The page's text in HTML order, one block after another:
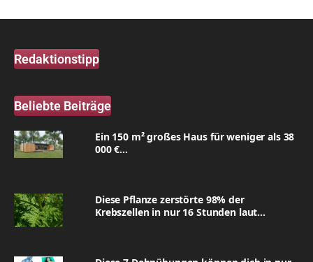
Redaktionstipp
Beliebte Beiträge
Ein 150 m² großes Haus für weniger als 38
000 €...
Diese Pflanze zerstörte 98% der
Krebszellen in nur 16 Stunden laut...